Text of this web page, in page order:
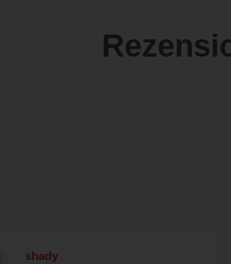
shady